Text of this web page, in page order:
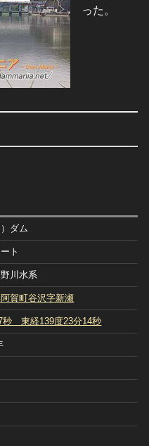
った。
ダム
ト
川水系
賀町谷沢字新瀬
秒 東経139度23分14秒